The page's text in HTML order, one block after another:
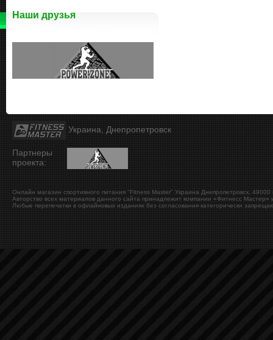
Наши друзья
Украина, Днепропетровск
Партнеры
проекта:
Онлайн магазин спортивного питания "Fitness Master" Украина Днепропетровск 49000
Авторство всех материалов данного сайта принадлежит компании «Фитнесс Мастер»
Любые перепечатки в офлайновых изданиях без согласования категорически